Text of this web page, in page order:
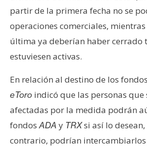
e
r
e
n
a
T
e
m
partir de la primera fecha no se
operaciones comerciales,
última ya deberían haber cerrado
estuviesen activas.
En relación al destino de los
eToro indicó que las personas que
afectadas por la medida podrán
fondosADA y TRXsi así lo
contrario, podrían